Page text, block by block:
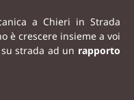
a Chieri in Strada
è crescere insieme a voi
su strada ad un rapporto